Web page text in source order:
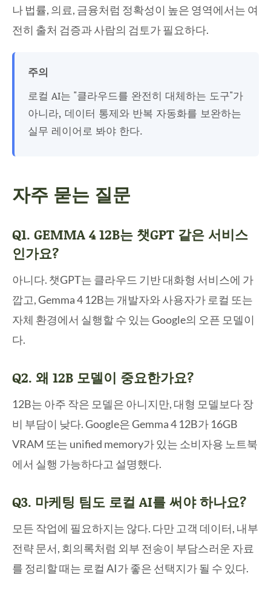
나 법률, 의료, 금융처럼 정확성이 높은 영역에서는 여
전히 출처 검증과 사람의 검토가 필요하다.
주의
로컬 AI는 "클라우드를 완전히 대체하는 도구"가
아니라, 데이터 통제와 반복 자동화를 보완하는
실무 레이어로 봐야 한다.
자주 묻는 질문
Q1. GEMMA 4 12B는 챗GPT 같은 서비스
인가요?
아니다. 챗GPT는 클라우드 기반 대화형 서비스에 가
깝고, Gemma 4 12B는 개발자와 사용자가 로컬 또는
자체 환경에서 실행할 수 있는 Google의 오픈 모델이
다.
Q2. 왜 12B 모델이 중요한가요?
12B는 아주 작은 모델은 아니지만, 대형 모델보다 장
비 부담이 낮다. Google은 Gemma 4 12B가 16GB
VRAM 또는 unified memory가 있는 소비자용 노트북
에서 실행 가능하다고 설명했다.
Q3. 마케팅 팀도 로컬 AI를 써야 하나요?
모든 작업에 필요하지는 않다. 다만 고객 데이터, 내부
전략 문서, 회의록처럼 외부 전송이 부담스러운 자료
를 정리할 때는 로컬 AI가 좋은 선택지가 될 수 있다.